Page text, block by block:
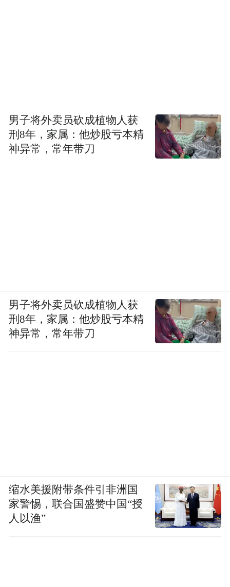
男子将外卖员砍成植物人获
刑8年，家属：他炒股亏本精
神异常，常年带刀
男子将外卖员砍成植物人获
刑8年，家属：他炒股亏本精
神异常，常年带刀
缩水美援附带条件引非洲国
家警惕，联合国盛赞中国“授
人以渔”